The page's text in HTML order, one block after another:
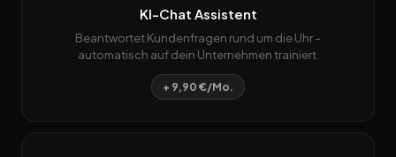
KI-Chat Assistent
Beantwortet Kundenfragen rund um die Uhr –
automatisch auf dein Unternehmen trainiert.
+ 9,90 €/Mo.